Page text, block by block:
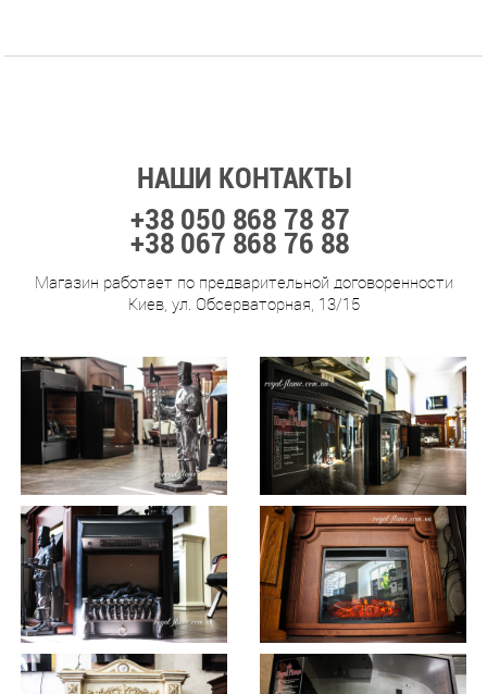
НАШИ КОНТАКТЫ
+38 050 868 78 87
+38 067 868 76 88
Магазин работает по предварительной договоренности
Киев, ул. Обсерваторная, 13/15